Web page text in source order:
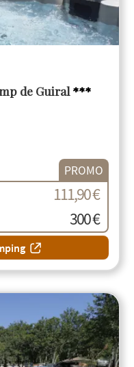
de Guiral ***
PROMO
111,90 €
300 €